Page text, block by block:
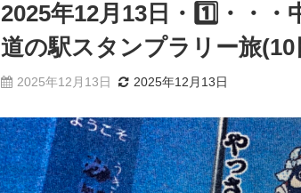
2025年12月13日・1️⃣・・・
道の駅スタンプラリー旅(10
2025年12月13日 2025年12月13日